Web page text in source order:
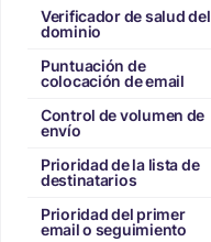
Verificador de salud del
dominio
Puntuación de
colocación de email
Control de volumen de
envío
Prioridad de la lista de
destinatarios
Prioridad del primer
email o seguimiento